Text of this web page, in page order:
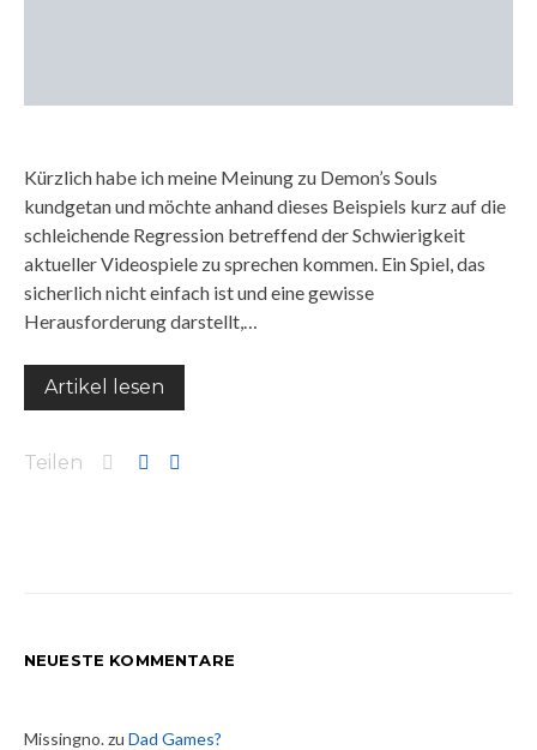
Kürzlich habe ich meine Meinung zu Demon’s Souls
kundgetan und möchte anhand dieses Beispiels kurz auf die
schleichende Regression betreffend der Schwierigkeit
aktueller Videospiele zu sprechen kommen. Ein Spiel, das
sicherlich nicht einfach ist und eine gewisse
Herausforderung darstellt,…
Artikel lesen
Teilen
NEUESTE KOMMENTARE
Missingno.zu Dad Games?